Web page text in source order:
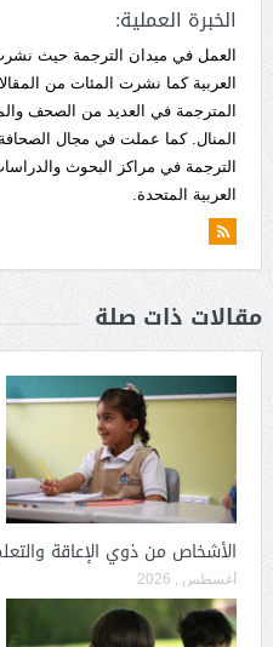
الخبرة العملية:
العمل في ميدان الترجمة حيث
العربية كما نشرت المئات من
المترجمة في العديد من الصحف
المنال. كما عملت في مجال الصحافة
الترجمة في مراكز البحوث
العربية المتحدة.
مقالات ذات صلة
الأشخاص من ذوي الإعاقة
أغسطس , 2026